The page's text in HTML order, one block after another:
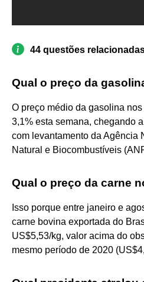
44 questões
Qual o preço da
O preço médio da gasolina
3,1% esta semana, chegando
com levantamento da Agência
Natural e Biocombustíveis
Qual o preço da carne
Isso porque entre janeiro e
carne bovina exportada do
US$5,53/kg, valor acima do
mesmo período de 2020